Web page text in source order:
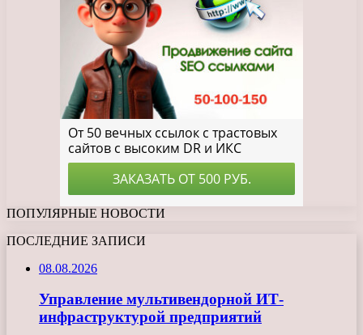
ПОПУЛЯРНЫЕ НОВОСТИ
ПОСЛЕДНИЕ ЗАПИСИ
08.08.2026
Управление мультивендорной ИТ-
инфраструктурой предприятий